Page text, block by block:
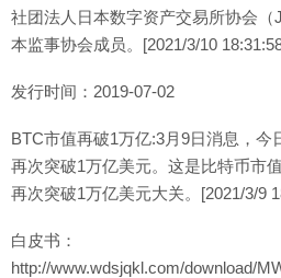
社团法人日本数字资产交易所协会（
本监事协会成员。[2021/3/10
发行时间：2019-07-02
BTC市值再破1万亿:3月9日消息，今
再次突破1万亿美元。这是比特币市
再次突破1万亿美元大关。[2021/3/9
白皮书：
http://www.wdsjqkl.com/download/